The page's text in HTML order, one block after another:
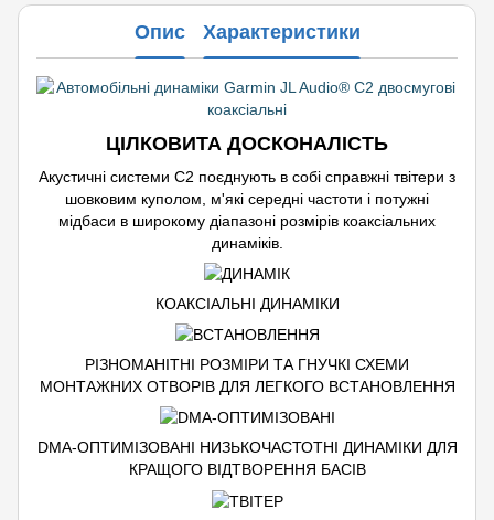
Опис Характеристики
ЦІЛКОВИТА ДОСКОНАЛІСТЬ
Акустичні системи C2 поєднують в собі справжні твітери з
шовковим куполом, м'які середні частоти і потужні
мідбаси в широкому діапазоні розмірів коаксіальних
динаміків.
КОАКСІАЛЬНІ ДИНАМІКИ
РІЗНОМАНІТНІ РОЗМІРИ ТА ГНУЧКІ СХЕМИ
МОНТАЖНИХ ОТВОРІВ ДЛЯ ЛЕГКОГО ВСТАНОВЛЕННЯ
DMA-ОПТИМІЗОВАНІ НИЗЬКОЧАСТОТНІ ДИНАМІКИ ДЛЯ
КРАЩОГО ВІДТВОРЕННЯ БАСІВ